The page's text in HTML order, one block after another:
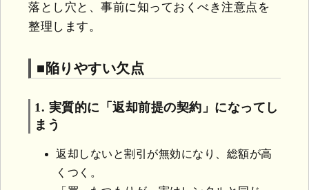
落とし穴と、事前に知っておくべき注意点を
整理します。
■陥りやすい欠点
1. 実質的に「返却前提の契約」になってし
まう
返却しないと割引が無効になり、総額が高
くつく。